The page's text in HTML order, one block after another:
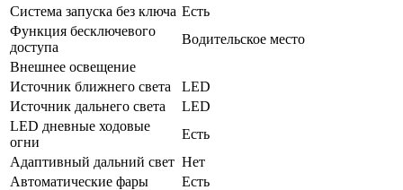
Система запуска без ключа Есть
Функция бесключевого
доступа
Водительское место
Внешнее освещение
Источник ближнего света
LED
Источник дальнего света
LED
LED дневные ходовые
огни
Есть
Адаптивный дальний свет Нет
Автоматические фары
Есть